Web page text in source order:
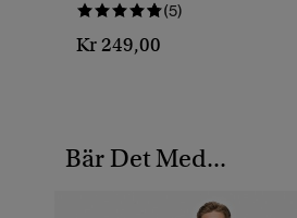
(5)
Kr 249,00
Bär Det Med...